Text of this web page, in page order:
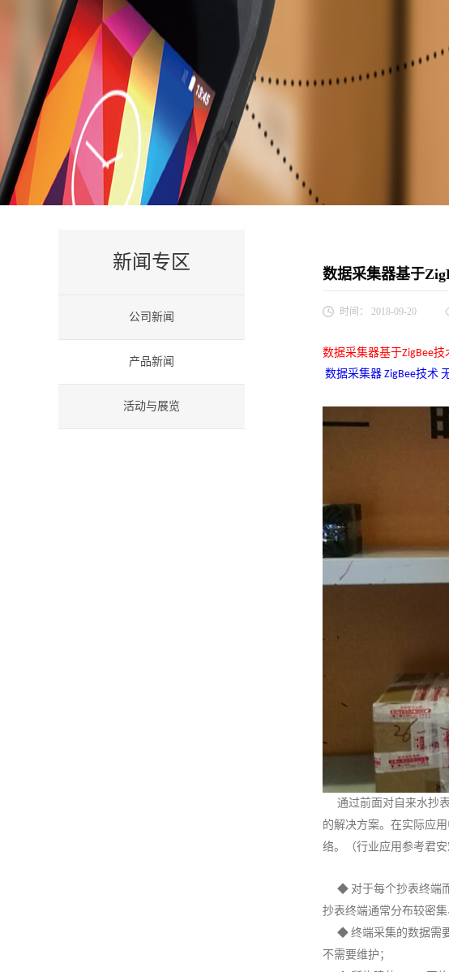
新闻专区
公司新闻
产品新闻
活动与展览
数据采集器基于
时间： 2018-09-20
数据采集器基于ZigBee技
数据采集器 ZigBee技术
通过前面对自来水抄
的解决方案。在实际应
络。
（行业应用参考君安
◆ 对于每个抄表终端
抄表终端通常分布较密集
◆ 终端采集的数据需
不需要维护；